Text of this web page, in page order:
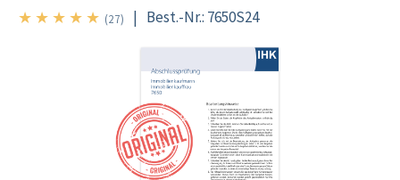
★ ★ ★ ★ ★ 5/5
(27) | Best.-Nr.: 7650S24